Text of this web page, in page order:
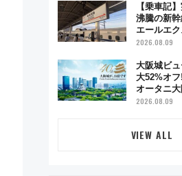
路線まとめ
【乗車記
沸騰の新
エールエ
車してみ
見どころ
らし過ぎる
2026.08.09
大阪城ビ
大52%オ
オータニ
のタイムセ
2026.08.09
VIEW ALL